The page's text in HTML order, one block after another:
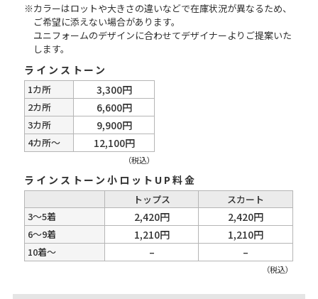
※カラーはロットや大きさの違いなどで在庫状況が異なるため、
ご希望に添えない場合があります。
ユニフォームのデザインに合わせてデザイナーよりご提案いた
します。
ラインストーン
（税込）
1カ所 3,300円
2カ所 6,600円
3カ所 9,900円
4カ所～ 12,100円
ラインストーン小ロットUP料金
（税込）
トップス
スカート
3～5着
2,420円 2,420円
6～9着 1,210円 1,210円
10着～ – –